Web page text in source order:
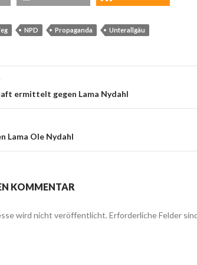
NPD Propaganda Unterallgäu
ermittelt gegen Lama Nydahl
Lama Ole Nydahl
KOMMENTAR
wird nicht veröffentlicht. Erforderliche Felder